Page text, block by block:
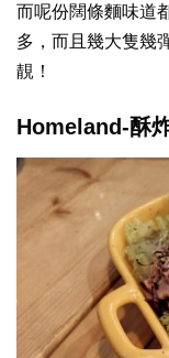
而呢份闊條麵味道
多，而且幾大隻幾
靚！
Homeland-酥